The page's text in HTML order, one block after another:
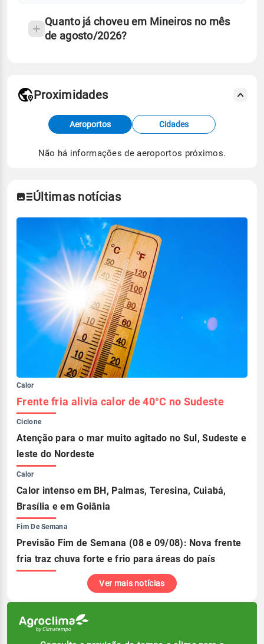
Quanto já choveu em Mineiros no mês
de agosto/2026?
Fonte: dados combinados de estações
meteorológicas e satélite do Centro de Previsão
de Tempo e Estudos Climáticos (CPTEC).
Proximidades
Aeroportos Cidades
Não há informações de aeroportos próximos.
Últimas notícias
Calor
Frente fria alivia calor de 40°C no Sudeste
Ciclone
Atenção para o mar muito agitado no Sul, Sudeste e
leste do Nordeste
Calor
Calor intenso em BH, Palmas, Teresina, Cuiabá,
Brasília e em Goiânia
Fim De Semana
Previsão Fim de Semana (08 e 09/08): Nova frente
fria traz chuva forte e frio para áreas do país
Ver mais notícias